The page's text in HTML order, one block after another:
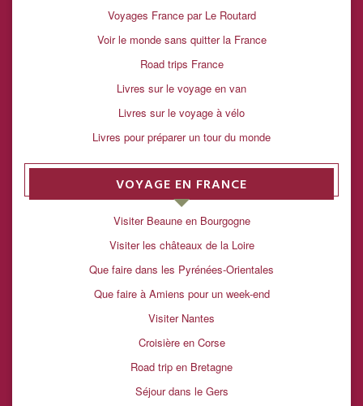
Voyages France par Le Routard
Voir le monde sans quitter la France
Road trips France
Livres sur le voyage en van
Livres sur le voyage à vélo
Livres pour préparer un tour du monde
VOYAGE EN FRANCE
Visiter Beaune en Bourgogne
Visiter les châteaux de la Loire
Que faire dans les Pyrénées-Orientales
Que faire à Amiens pour un week-end
Visiter Nantes
Croisière en Corse
Road trip en Bretagne
Séjour dans le Gers